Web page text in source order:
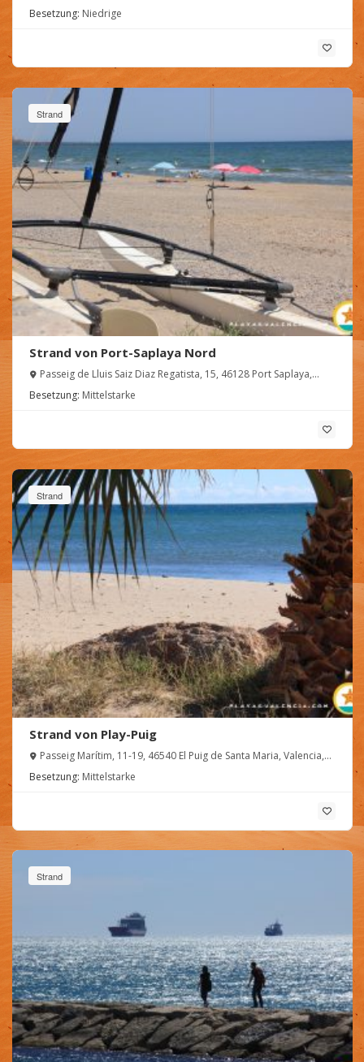
Besetzung: Niedrige
Strand
Strand von Port-Saplaya Nord
Passeig de Lluis Saiz Diaz Regatista, 15, 46128 Port Saplaya,
Besetzung: Mittelstarke
Strand
Strand von Play-Puig
Passeig Marítim, 11-19, 46540 El Puig de Santa Maria, Valencia,
Besetzung: Mittelstarke
Strand